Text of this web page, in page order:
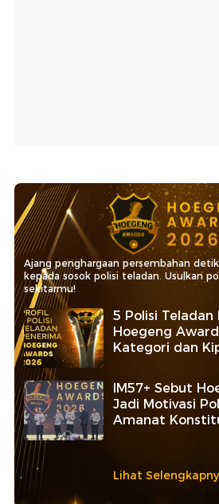
Ajang penghargaan persembahan
kepada sosok polisi teladan. Usulkan
sekitarmu!
5 Polisi Teladan
Hoegeng
Kategori dan
IM57+ Sebut
Jadi Motivasi
Amanat
Lihat